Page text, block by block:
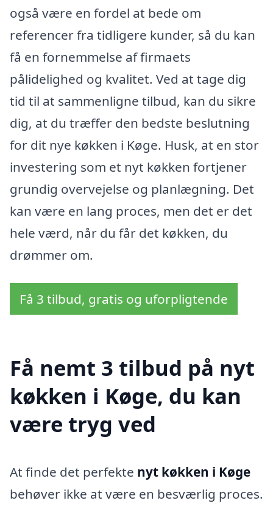
også være en fordel at bede om
referencer fra tidligere kunder, så du kan
få en fornemmelse af firmaets
pålidelighed og kvalitet. Ved at tage dig
tid til at sammenligne tilbud, kan du sikre
dig, at du træffer den bedste beslutning
for dit nye køkken i Køge. Husk, at en stor
investering som et nyt køkken fortjener
grundig overvejelse og planlægning. Det
kan være en lang proces, men det er det
hele værd, når du får det køkken, du
drømmer om.
Få 3 tilbud, gratis og uforpligtende
Få nemt 3 tilbud på nyt
køkken i Køge, du kan
være tryg ved
At finde det perfekte nyt køkken i Køge
behøver ikke at være en besværlig proces.